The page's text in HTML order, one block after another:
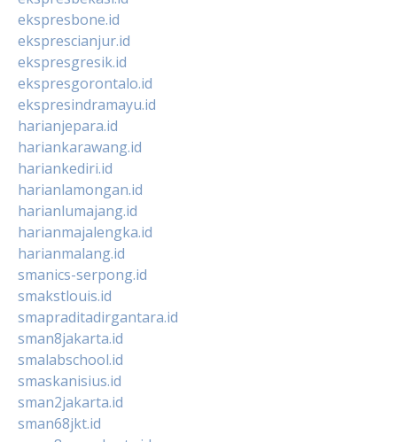
ekspresbone.id
eksprescianjur.id
ekspresgresik.id
ekspresgorontalo.id
ekspresindramayu.id
harianjepara.id
hariankarawang.id
hariankediri.id
harianlamongan.id
harianlumajang.id
harianmajalengka.id
harianmalang.id
smanics-serpong.id
smakstlouis.id
smapraditadirgantara.id
sman8jakarta.id
smalabschool.id
smaskanisius.id
sman2jakarta.id
sman68jkt.id